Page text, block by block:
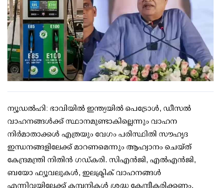
ന്യൂഡല്‍ഹി: ഭാവിയില്‍ ഇന്ത്യയില്‍ പെട്രോള്‍, ഡീസല്‍
വാഹനങ്ങള്‍ക്ക് സ്ഥാനമുണ്ടാകില്ലെന്നും വാഹന
നിര്‍മാതാക്കള്‍ എത്രയും വേഗം പരിസ്ഥിതി സൗഹൃദ
ഇന്ധനങ്ങളിലേക്ക് മാറണമെന്നും ആഹ്വാനം ചെയ്ത്
കേന്ദ്രമന്ത്രി നിതിന്‍ ഗഡ്കരി. സിഎന്‍ജി, എല്‍എന്‍ജി,
ബയോ ഫ്യൂവലുകള്‍, ഇലക്ട്രിക് വാഹനങ്ങള്‍
എന്നിവയിലേക്ക് കമ്പനികള്‍ ശ്രദ്ധ കേന്ദ്രീകരിക്കണം.